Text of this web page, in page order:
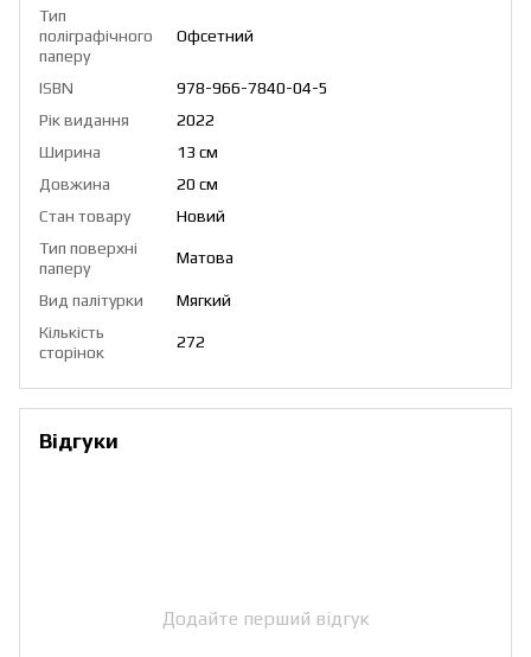
Тип
поліграфічного
паперу
Офсетний
ISBN
978-966-7840-04-5
Рік видання
2022
Ширина
13 см
Довжина
20 см
Стан товару
Новий
Тип поверхні
паперу
Матова
Вид палітурки
Мягкий
Кількість
сторінок
272
Відгуки
Додайте перший відгук